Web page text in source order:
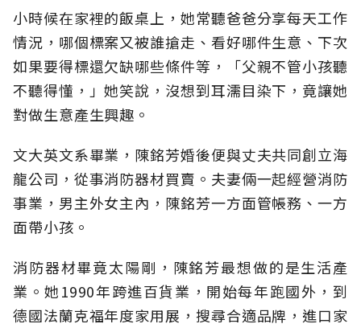
小時候在家裡的飯桌上，她常聽爸爸分享每天工作
情況，哪個標案又被誰搶走、看好哪件生意、下次
如果要得標還欠缺哪些條件等，「父親不管小孩聽
不聽得懂，」她笑說，沒想到耳濡目染下，竟讓她
對做生意產生興趣。
文大英文系畢業，陳銘芳婚後便與丈夫共同創立海
龍公司，從事消防器材買賣。夫妻倆一起經營消防
事業，男主外女主內，陳銘芳一方面管帳務、一方
面帶小孩。
消防器材畢竟太陽剛，陳銘芳最想做的是生活產
業。她1990年跨進百貨業，開始每年跑國外，到
德國法蘭克福年度家用展，搜尋合適品牌，進口家